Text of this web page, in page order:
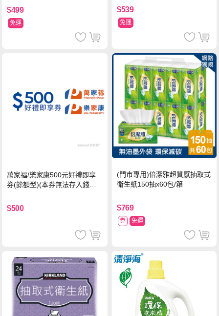
$499
免運
$539
免運
萬家福/樂家康500元好禮即享
券(餘額型)(本券無法存入錢包
$500
(門市專用)倍潔雅超質感抽取式
衛生紙150抽x60包/箱
$769
券 免運